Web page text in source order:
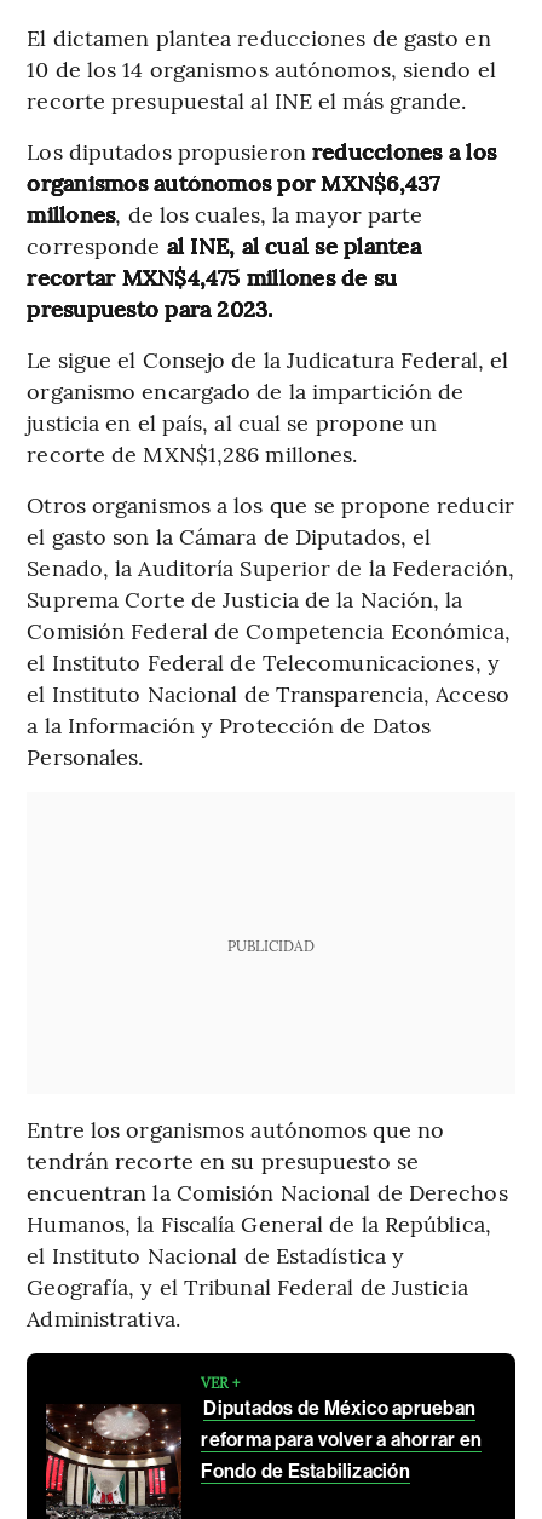
El dictamen plantea reducciones de gasto en
10 de los 14 organismos autónomos, siendo el
recorte presupuestal al INE el más grande.
Los diputados propusieron reducciones a los
organismos autónomos por MXN$6,437
millones, de los cuales, la mayor parte
corresponde al INE, al cual se plantea
recortar MXN$4,475 millones de su
presupuesto para 2023.
Le sigue el Consejo de la Judicatura Federal, el
organismo encargado de la impartición de
justicia en el país, al cual se propone un
recorte de MXN$1,286 millones.
Otros organismos a los que se propone reducir
el gasto son la Cámara de Diputados, el
Senado, la Auditoría Superior de la Federación,
Suprema Corte de Justicia de la Nación, la
Comisión Federal de Competencia Económica,
el Instituto Federal de Telecomunicaciones, y
el Instituto Nacional de Transparencia, Acceso
a la Información y Protección de Datos
Personales.
PUBLICIDAD
Entre los organismos autónomos que no
tendrán recorte en su presupuesto se
encuentran la Comisión Nacional de Derechos
Humanos, la Fiscalía General de la República,
el Instituto Nacional de Estadística y
Geografía, y el Tribunal Federal de Justicia
Administrativa.
VER +
Diputados de México aprueban
reforma para volver a ahorrar en
Fondo de Estabilización